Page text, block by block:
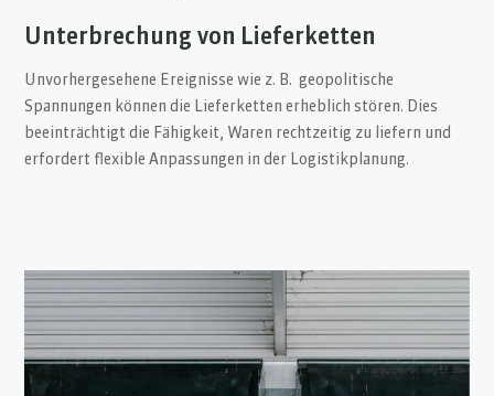
Unterbrechung von Lieferketten
Unvorhergesehene Ereignisse wie z. B. geopolitische
Spannungen können die Lieferketten erheblich stören. Dies
beeinträchtigt die Fähigkeit, Waren rechtzeitig zu liefern und
erfordert flexible Anpassungen in der Logistikplanung.